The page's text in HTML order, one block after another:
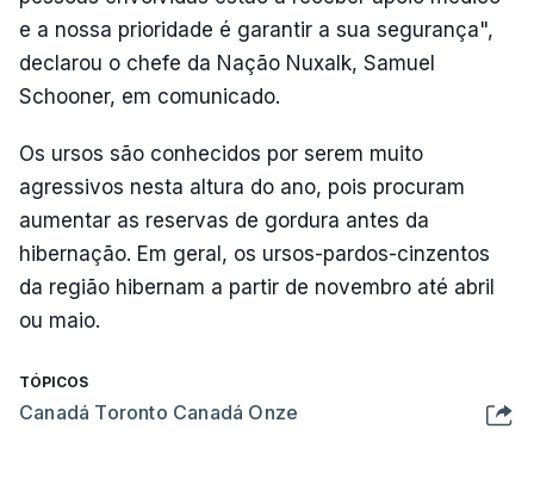
e a nossa prioridade é garantir a sua segurança",
declarou o chefe da Nação Nuxalk, Samuel
Schooner, em comunicado.
Os ursos são conhecidos por serem muito
agressivos nesta altura do ano, pois procuram
aumentar as reservas de gordura antes da
hibernação. Em geral, os ursos-pardos-cinzentos
da região hibernam a partir de novembro até abril
ou maio.
TÓPICOS
Canadá Toronto Canadá Onze